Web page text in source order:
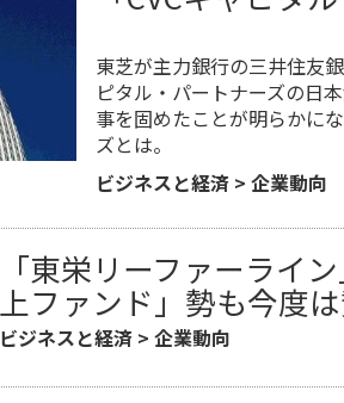
東芝が主力銀行の三井住友
ピタル・パートナーズの日
事を固めたことが明らかに
ズとは。
ビジネスと経済> 企業動向
「東栄リーファーライ
上ファンド」勢も今度
ビジネスと経済 >企業動向